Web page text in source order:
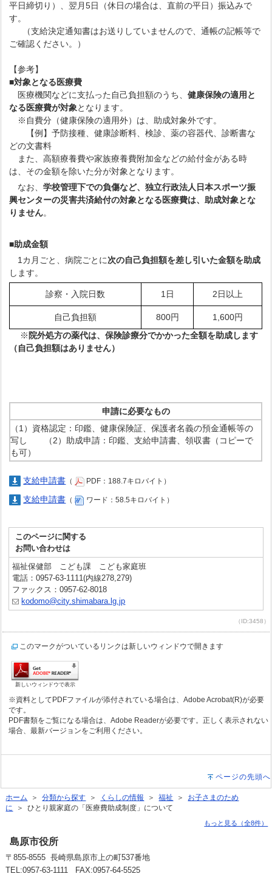
平日締切り）、翌月5日（休日の場合は、直前の平日）振込みで
す。
（支給決定通知書はお送りしていませんので、通帳の記帳等で
ご確認ください。）
【参考】
■対象となる医療費
医療機関などに支払った自己負担額のうち、健康保険の適用と
なる医療費が対象となります。
※自費分（健康保険の適用外）は、助成対象外です。
【例】予防接種、健康診断料、検診、薬の容器代、診断書な
どの文書料
また、高額療養費や家族療養費附加金などの給付金がある時
は、その金額を除いた分が対象となります。
なお、学校管理下での負傷など、独立行政法人日本スポーツ振
興センターの災害共済給付の対象となる医療費は、助成対象とな
りません。
■助成金額
1カ月ごと、病院ごとに次の自己負担額を差し引いた金額を助成
します。
診察・入院日数 1日 2日以上
自己負担額 800円
1,600円
※ 院外処方の薬代は、保険診療分でかかった全額を助成します
（自己負担額はありません）
申請に必要なもの
（1）資格認定：印鑑、健康保険証、保護者名義の預金通帳等の
写し （2）助成申請：印鑑、支給申請書、領収書（コピーで
も可）
支給申請書 （ PDF：188.7キロバイト）
支給申請書 （ ワード：58.5キロバイト）
このページに関する
お問い合わせは
福祉保健部 こども課 こども家庭班
電話：0957-63-1111(内線278,279)
ファックス：0957-62-8018
kodomo@city.shimabara.lg.jp
（ID:3458）
このマークがついているリンクは新しいウィンドウで開きます
新しいウィンドウで表示
※資料としてPDFファイルが添付されている場合は、Adobe Acrobat(R)が必要
です。
PDF書類をご覧になる場合は、Adobe Readerが必要です。正しく表示されない
場合、最新バージョンをご利用ください。
ページの先頭へ
ホーム ＞分類から探す ＞ くらしの情報 ＞福祉 ＞ お子さまのため
に
＞ ひとり親家庭の「医療費助成制度」について
もっと見る（全8件）
島原市役所
〒855-8555 長崎県島原市上の町537番地
TEL:0957-63-1111 FAX:0957-64-5525